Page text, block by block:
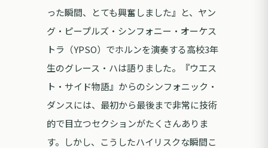
った瞬間、とても興奮しました』と、ヤン
グ・ピープルズ・シンフォニー・オーケス
トラ（YPSO）でホルンを演奏する高校3年
生のグレース・ハは語りました。『ウエス
ト・サイド物語』からのシンフォニック・
ダンスには、最初から最後まで非常に技術
的で目立つセクションがたくさんありま
す。しかし、こうしたハイリスクな瞬間こ